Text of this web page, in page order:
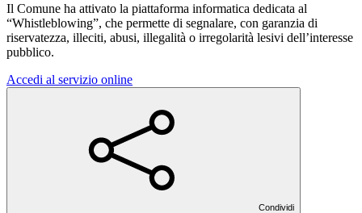
Il Comune ha attivato la piattaforma informatica dedicata al
“Whistleblowing”, che permette di segnalare, con garanzia di
riservatezza, illeciti, abusi, illegalità o irregolarità lesivi dell’interesse
pubblico.
Accedi al servizio online
Condividi